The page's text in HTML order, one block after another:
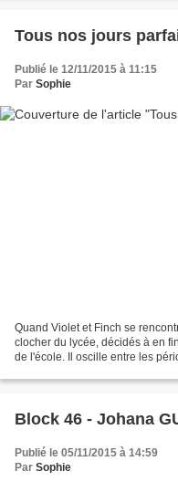
Tous nos jours
Publié le 12/11/2015 à 11:15
Par Sophie
Quand Violet et Finch se
clocher du lycée, décidés à en
de l'école. Il oscille entre les
Block 46 - Johana
Publié le 05/11/2015 à 14:59
Par Sophie